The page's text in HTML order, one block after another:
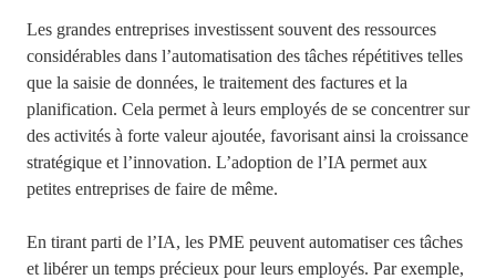
Les grandes entreprises investissent souvent des ressources
considérables dans l’automatisation des tâches répétitives telles
que la saisie de données, le traitement des factures et la
planification. Cela permet à leurs employés de se concentrer sur
des activités à forte valeur ajoutée, favorisant ainsi la croissance
stratégique et l’innovation. L’adoption de l’IA permet aux
petites entreprises de faire de même.
En tirant parti de l’IA, les PME peuvent automatiser ces tâches
et libérer un temps précieux pour leurs employés. Par exemple,